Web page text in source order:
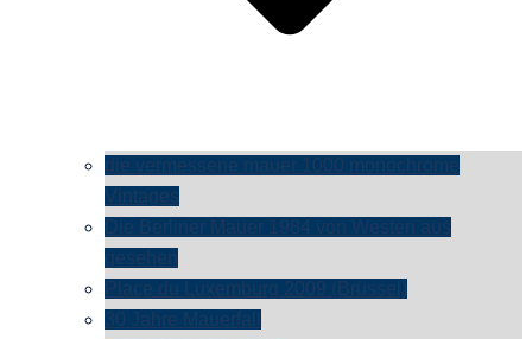
die vermessene mauer 1000 monochrome
Vintages
Die Berliner Mauer 1984 von Westen aus
gesehen
Place du Luxemburg 2009 (Brüssel)
30 Jahre Mauerfall